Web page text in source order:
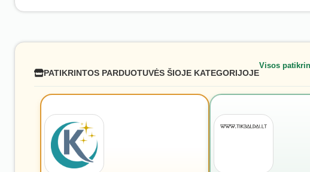
PATIKRINTOS PARDUOTUVĖS ŠIOJE KATEGORIJOJE
Visos